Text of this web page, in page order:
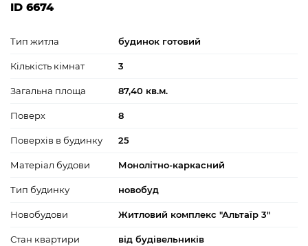
ID 6674
Тип житла будинок готовий
Кількість кімнат 3
Загальна площа 87,40 кв.м.
Поверх 8
Поверхів в будинку 25
Матеріал будови Монолітно-каркасний
Тип будинку новобуд
Новобудови Житловий комплекс "Альтаїр 3"
Стан квартири від будівельників